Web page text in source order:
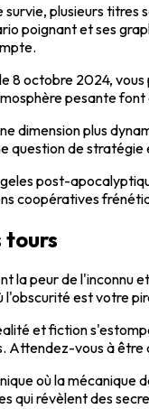
plusieurs
poignant et ses
8 octobre 2024,
pesante
dimension plus
question de
post-
coopératives
tours
la peur de
est votre
et fiction
Attendez-vous à
où la mécanique
qui révèlent des